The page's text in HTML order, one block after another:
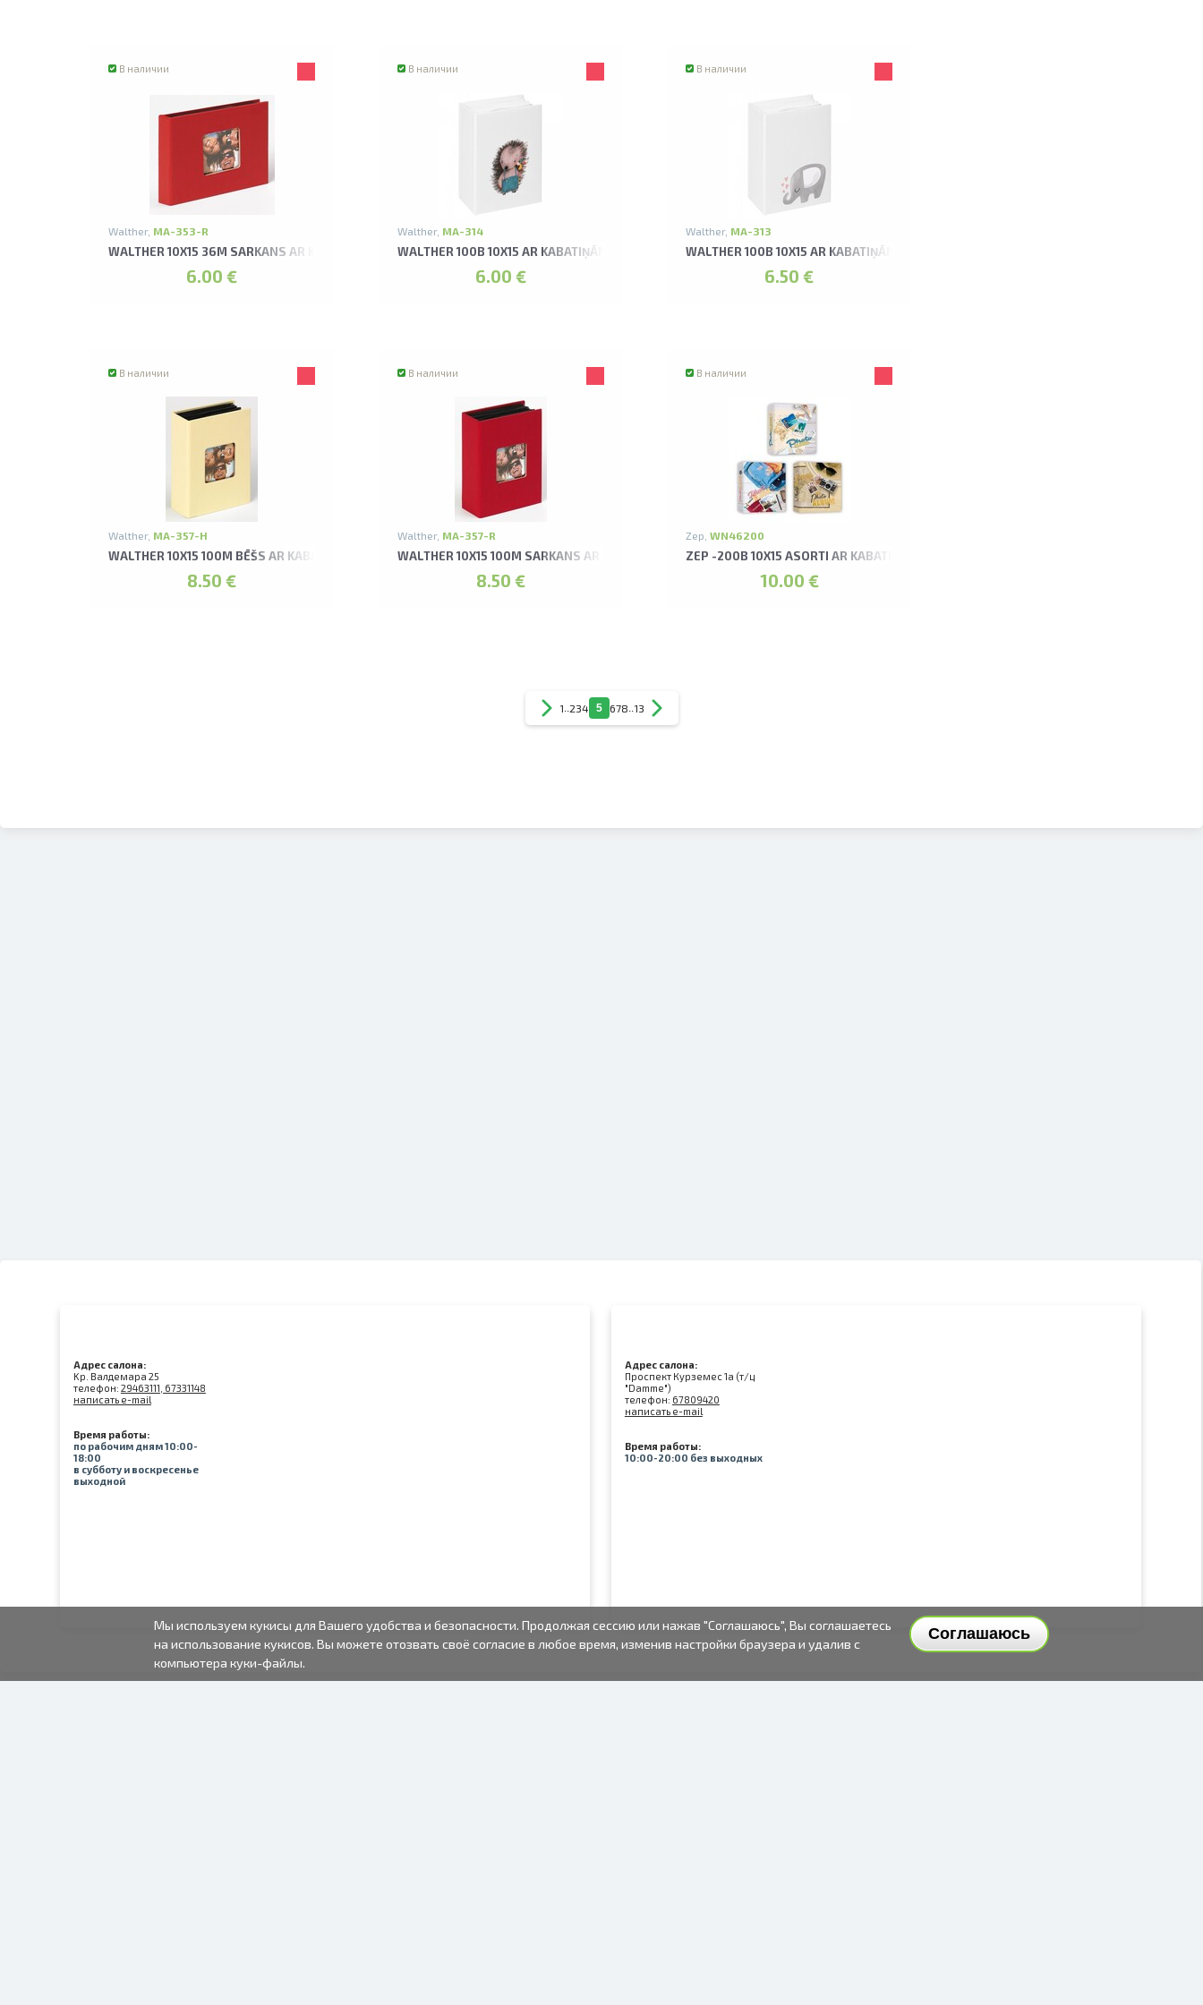
В наличии
Walther, MA-353-R
WALTHER 10X15 36M SARKANS AR KABATIŅĀM FUN ALBUMS
6.00 €
В наличии
Walther, MA-314
WALTHER 100B 10X15 AR KABATIŅĀM CALLISTO ALBUMS
6.00 €
В наличии
Walther, MA-313
WALTHER 100B 10X15 AR KABATIŅĀM HEARTING ALBUMS
6.50 €
В наличии
Walther, MA-357-H
WALTHER 10X15 100M BĒŠS AR KABATIŅĀM FUN ALBUMS
8.50 €
В наличии
Walther, MA-357-R
WALTHER 10X15 100M SARKANS AR KABATIŅĀM FUN ALBUMS
8.50 €
В наличии
Zep,WN46200
ZEP -200B 10X15 ASORTI AR KABATIŅĀM WANDERLUST ALBUMS
10.00 €
1..234 5 678..13
Адрес салона:
Kр. Валдемара 25
телефон: 29463111, 67331148
написать e-mail
Время работы:
по рабочим дням 10:00-
18:00
в субботу и воскресенье
выходной
Адрес салона:
Проспект Курземес 1а (т/ц
"Damme")
телефон: 67809420
написать e-mail
Время работы:
10:00-20:00 без выходных
Соглашаюсь
Мы используем кукисы для Вашего удобства и безопасности. Продолжая сессию или нажав "Соглашаюсь", Вы соглашаетесь
на использование кукисов. Вы можете отозвать своё согласие в любое время, изменив настройки браузера и удалив с
компьютера куки-файлы.